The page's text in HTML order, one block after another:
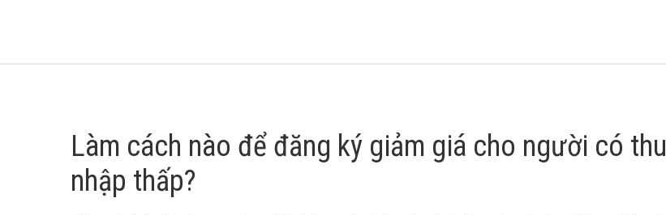
Làm cách nào để đăng ký giảm giá cho người có thu
nhập thấp?